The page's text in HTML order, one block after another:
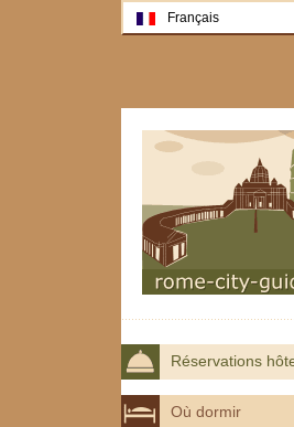
Réservations
Où dormir
Français